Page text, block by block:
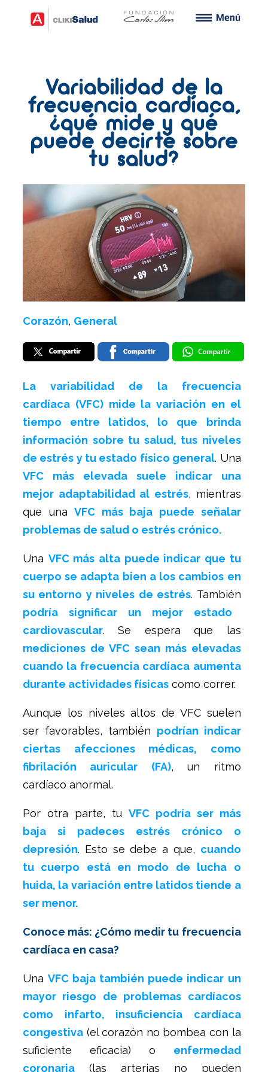
Variabilidad de la
frecuencia cardíaca,
¿qué mide y qué
puede decirte sobre
tu salud?
Corazón, General
La variabilidad de la frecuencia
cardíaca (VFC) mide la variación en el
tiempo entre latidos, lo que brinda
información sobre tu salud, tus niveles
de estrés y tu estado físico general. Una
VFC más elevada suele indicar una
mejor adaptabilidad al estrés, mientras
que unaVFC más baja puede señalar
problemas de salud o estrés crónico.
Una VFC más alta puede indicar que tu
cuerpo se adapta bien a los cambios en
su entorno y niveles de estrés. También
podría significar un mejor estado
cardiovascular. Se espera que las
mediciones de VFC sean más elevadas
cuando la frecuencia cardíaca aumenta
durante actividades físicas como correr.
Aunque los niveles altos de VFC suelen
ser favorables, también podrían indicar
ciertas afecciones médicas, como
fibrilación auricular (FA), un ritmo
cardíaco anormal.
Por otra parte, tu VFC podría ser más
baja si padeces estrés crónico o
depresión. Esto se debe a que, cuando
tu cuerpo está en modo de lucha o
huida, la variación entre latidos tiende a
ser menor.
Conoce más: ¿Cómo medir tu frecuencia
cardíaca en casa?
UnaVFC baja también puede indicar un
mayor riesgo de problemas cardíacos
como infarto, insuficiencia cardíaca
congestiva (el corazón no bombea con la
suficiente eficacia) o enfermedad
coronaria (las arterias no pueden